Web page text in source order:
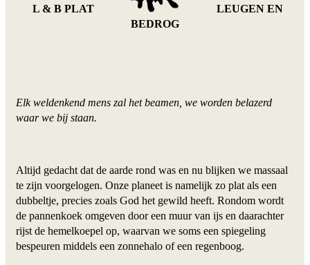
L & B PLAT
LEUGEN EN
BEDROG
Elk weldenkend mens zal het beamen, we worden belazerd
waar we bij staan.
Altijd gedacht dat de aarde rond was en nu blijken we massaal
te zijn voorgelogen. Onze planeet is namelijk zo plat als een
dubbeltje, precies zoals God het gewild heeft. Rondom wordt
de pannenkoek omgeven door een muur van ijs en daarachter
rijst de hemelkoepel op, waarvan we soms een spiegeling
bespeuren middels een zonnehalo of een regenboog.